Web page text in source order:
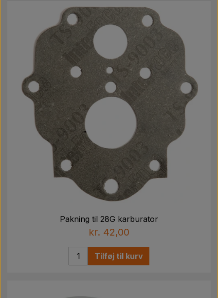
Pakning til 28G karburator
kr. 42,00
Tilføj til kurv